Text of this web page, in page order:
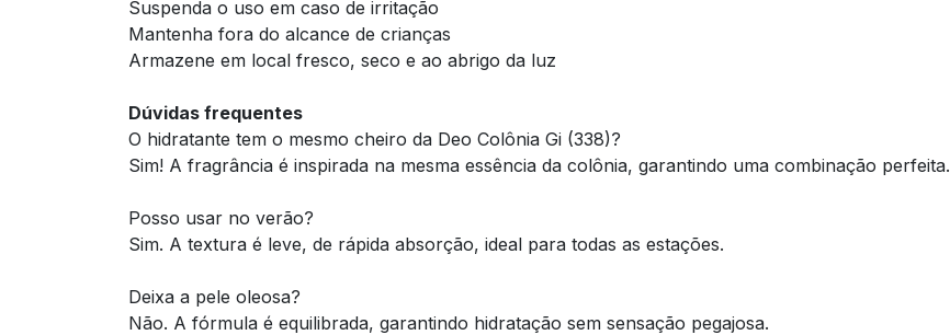
Suspenda o uso em caso de irritação
Mantenha fora do alcance de crianças
Armazene em local fresco, seco e ao abrigo da luz
Dúvidas frequentes
O hidratante tem o mesmo cheiro da Deo Colônia Gi (338)?
Sim! A fragrância é inspirada na mesma essência da colônia, garantindo uma combinação perfeita.
Posso usar no verão?
Sim. A textura é leve, de rápida absorção, ideal para todas as estações.
Deixa a pele oleosa?
Não. A fórmula é equilibrada, garantindo hidratação sem sensação pegajosa.